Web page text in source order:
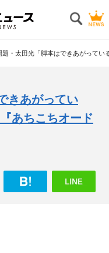
題・太田光「脚本はできあがって
きあがってい
あちこちオード